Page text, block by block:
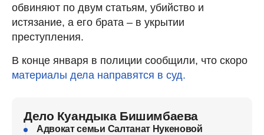
обвиняют по двум статьям, убийство и
истязание, а его брата – в укрытии
преступления.
В конце января в полиции сообщили, что скоро
материалы дела направятся в суд.
Дело Куандыка Бишимбаева
Адвокат семьи Салтанат Нукеновой